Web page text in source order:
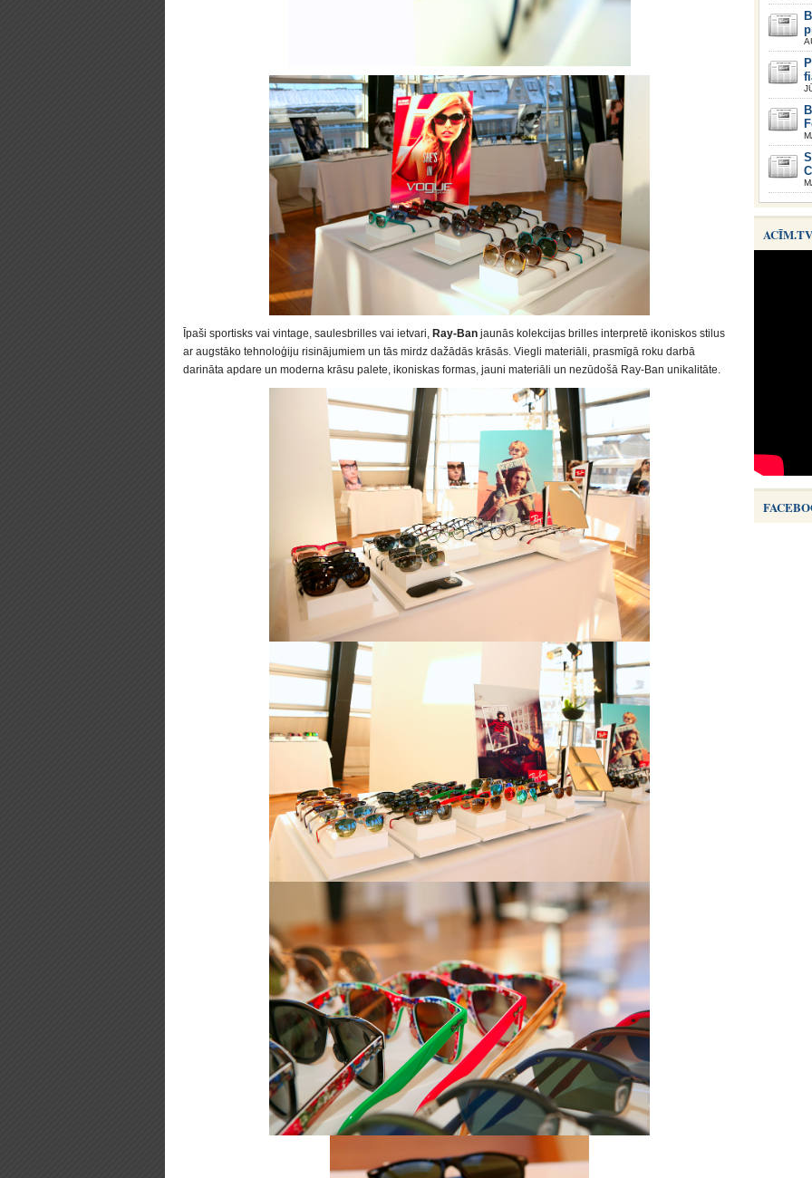
Īpaši sportisks vai vintage, saulesbrilles vai ietvari, Ray-Ban jaunās kolekcijas brilles interpretē ikoniskos stilus
ar augstāko tehnoloģiju risinājumiem un tās mirdz dažādās krāsās. Viegli materiāli, prasmīgā roku darbā
darināta apdare un moderna krāsu palete, ikoniskas formas, jauni materiāli un nezūdošā Ray-Ban unikalitāte.
ACĪM.TV